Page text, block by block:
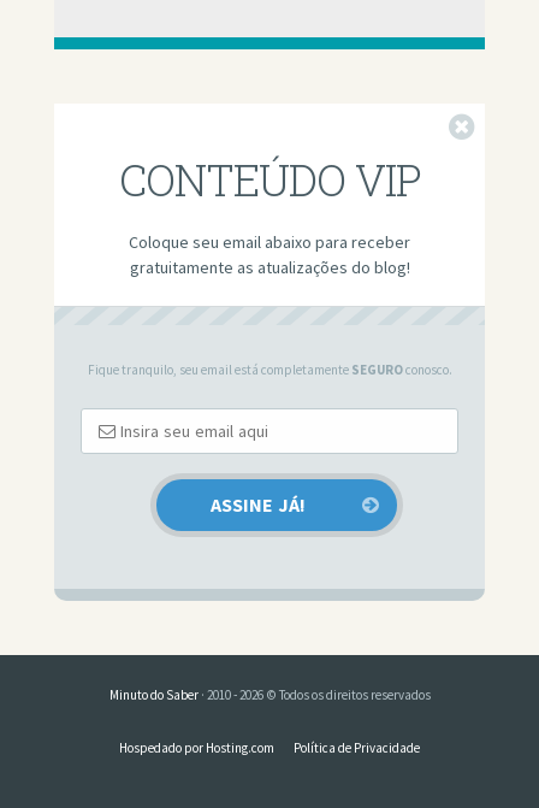
CONTEÚDO VIP
Coloque seu email abaixo para receber
gratuitamente as atualizações do blog!
Fique tranquilo, seu email está completamente SEGUROconosco.
Minuto do Saber· 2010 - 2026 © Todos os direitos reservados
Hospedado por Hosting.com Política de Privacidade